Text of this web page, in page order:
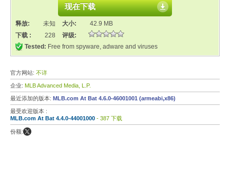
现在下载
释放: 未知 大小:
42.9 MB
下载 :
228
评级:
Tested: Free from spyware, adware and viruses
官方网站: 不详
企业: MLB Advanced Media, L.P.
最近添加的版本: MLB.com At Bat 4.6.0-46001001 (armeabi,x86)
最受欢迎版本 :
MLB.com At Bat 4.4.0-44001000 - 387 下载
份额: